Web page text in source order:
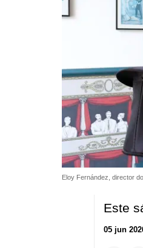
Eloy Fernández, director
Este
05 jun